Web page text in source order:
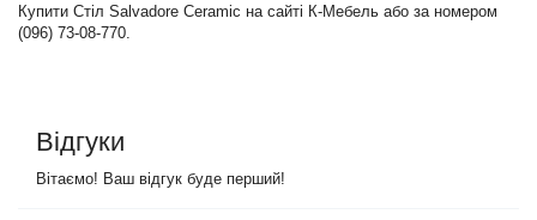
Купити Стіл Salvadore Ceramic на сайті К-Мебель або за номером
(096) 73-08-770.
Відгуки
Вітаємо! Ваш відгук буде перший!